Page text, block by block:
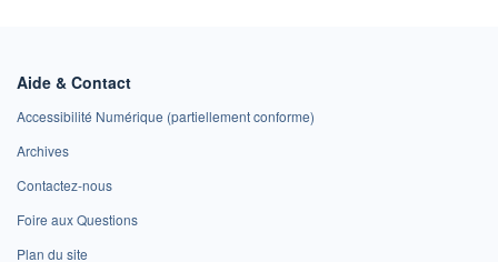
Aide & Contact
Accessibilité Numérique (partiellement conforme)
Archives
Contactez-nous
Foire aux Questions
Plan du site